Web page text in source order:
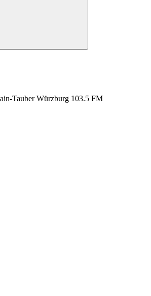
Tauber Würzburg 103.5 FM